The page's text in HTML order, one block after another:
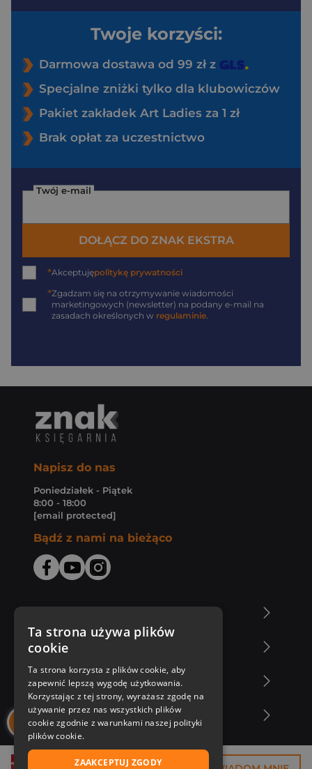
Twoje korzyści:
Darmowa dostawa od 99 zł z
Specjalne zniżki tylko dla klubowiczów
Pakiet zakładek Art Ladies za 1 zł
Brak opłat za uczestnictwo
Twój e-mail
DOŁĄCZ DO ZNAK EKSTRA
*Akceptujępolitykę prywatności
*Zgadzam się na otrzymywanie wiadomości
marketingowych (newsletter) na podany e-mail na
zasadach określonych w regulaminie.
Napisz do nas
Poniedziałek - Piątek
8:00 - 18:00
[email protected]
Bądź z nami na bieżąco
Zakupy u nas
Nasza oferta
Nasi autorzy
Ta strona używa plików
cookie
Ta strona korzysta z plików cookie, aby
zapewnić lepszą wygodę użytkowania.
Korzystając z tej strony, wyrażasz zgodę na
używanie przez nas wszystkich plików
cookie zgodnie z warunkami naszej polityki
plików cookie.
ZAAKCEPTUJ ZGODY